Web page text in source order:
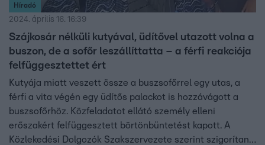
Híradó
2024. április 16. 16:39
Szájkosár nélküli kutyával, üdítővel utazott volna a
buszon, de a sofőr leszállíttatta – a férfi reakciója
felfüggesztettet ért
Kutyája miatt veszett össze a buszsofőrrel egy utas, a
férfi a vita végén egy üdítős palackot is hozzávágott a
buszsofőrhöz. Közfeladatot ellátó személy elleni
erőszakért felfüggesztett börtönbüntetést kapott. A
Közlekedési Dolgozók Szakszervezete szerint szigorítani